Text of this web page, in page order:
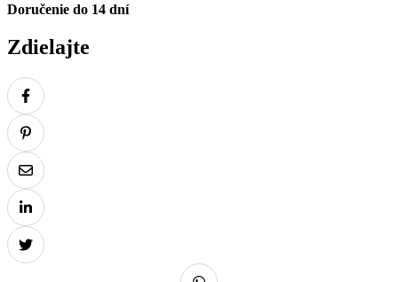
Doručenie do 14 dní
Zdielajte